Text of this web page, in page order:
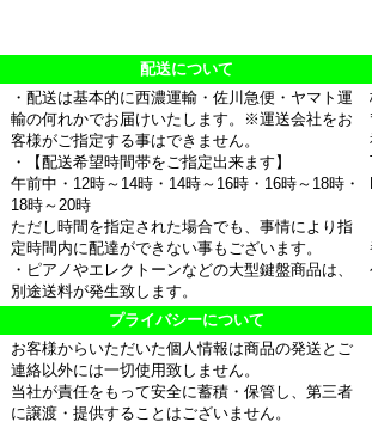
配送について
・配送は基本的に西濃運輸・佐川急便・ヤマト運
輸の何れかでお届けいたします。※運送会社をお
客様がご指定する事はできません。
・【配送希望時間帯をご指定出来ます】
午前中・12時～14時・14時～16時・16時～18時・
18時～20時
ただし時間を指定された場合でも、事情により指
定時間内に配達ができない事もございます。
・ピアノやエレクトーンなどの大型鍵盤商品は、
別途送料が発生致します。
プライバシーについて
お客様からいただいた個人情報は商品の発送とご
連絡以外には一切使用致しません。
当社が責任をもって安全に蓄積・保管し、第三者
に譲渡・提供することはございません。